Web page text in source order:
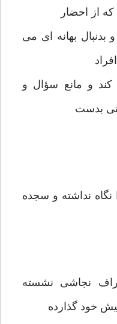
از احضار
بدنبال بهانه ای می
و مانع سؤال و
بدست
نگاه نداشته و سجده
نجاشی نشسته
خود گذارده